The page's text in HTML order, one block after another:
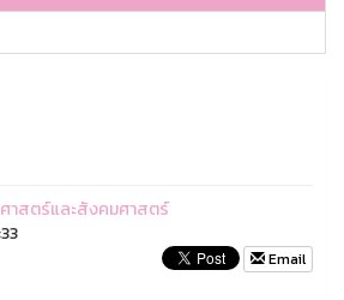
าสตร์และสังคมศาสตร์
Email